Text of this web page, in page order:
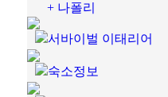
+ 나폴리
서바이벌 이태리어
숙소정보